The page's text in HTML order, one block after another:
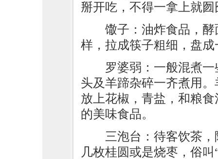
掰开吃，不得一拿上就
馓子：油炸食品，
样，拉成筷子粗细，盘
罗婆弱：一般混煮
头及羊蹄杂碎一齐煮用
放上花椒，青盐，和粮
的美味食品。
三泡台：待客饮茶
几枚桂圆或是烧枣，俗叫